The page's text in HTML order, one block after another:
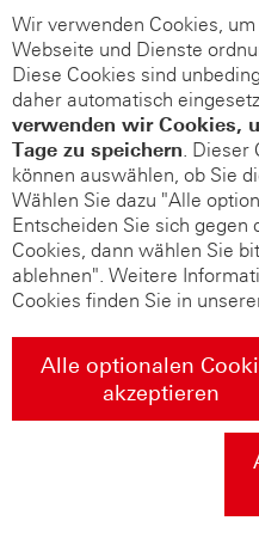
Wir verwenden Cookies,
Webseite und Dienste
Diese Cookies sind
daher automatisch
verwenden wir Cookies,
Tage zu speichern. Dieser
können auswählen, ob Sie
Wählen Sie dazu "Alle
Entscheiden Sie sich
Cookies, dann wählen Sie
ablehnen". Weitere
Cookies finden Sie in
Alle optionalen
akzeptieren